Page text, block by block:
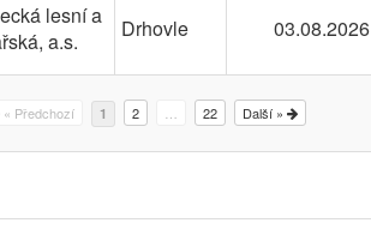
lesní a
a.s.
Drhovle 03.08.2026
« Předchozí 1 2 22 Další »